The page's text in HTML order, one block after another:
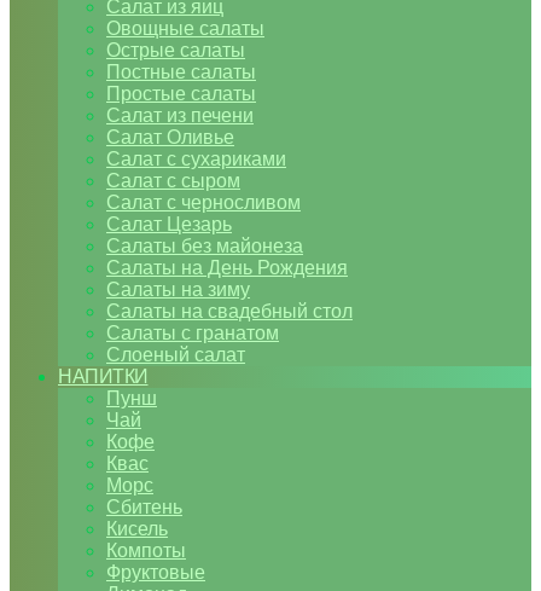
Салат из яиц
Овощные салаты
Острые салаты
Постные салаты
Простые салаты
Салат из печени
Салат Оливье
Салат с сухариками
Салат с сыром
Салат с черносливом
Салат Цезарь
Салаты без майонеза
Салаты на День Рождения
Салаты на зиму
Салаты на свадебный стол
Салаты с гранатом
Слоеный салат
НАПИТКИ
Пунш
Чай
Кофе
Квас
Морс
Сбитень
Кисель
Компоты
Фруктовые